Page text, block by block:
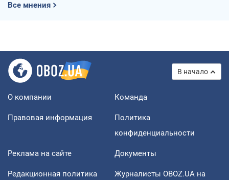
Все мнения
В начало
О компании Команда
Правовая информация
Политика
конфиденциальности
Реклама на сайте Документы
Редакционная политика
Журналисты OBOZ.UA на